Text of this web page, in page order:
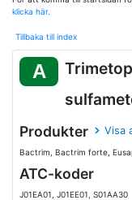
klicka här.
Tillbaka till index
A
Produkter Visa
Bactrim, Bactrim forte,
ATC-koder
J01EA01, J01EE01, S01AA30